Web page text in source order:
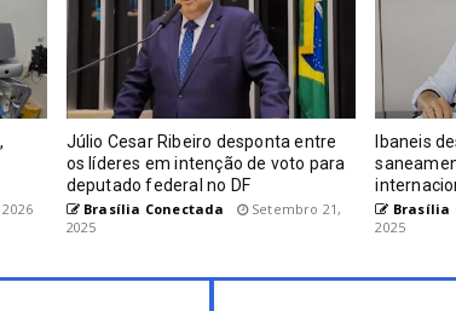
Júlio Cesar Ribeiro desponta entre
os líderes em intenção de voto para
deputado federal no DF
Brasília Conectada
Setembro 21,
2025
Ibaneis
Brasília
2025